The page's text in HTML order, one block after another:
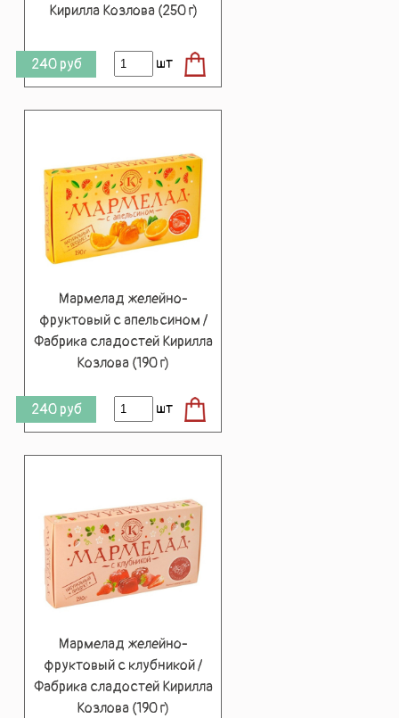
Кирилла Козлова (250 г)
240 руб шт
Мармелад желейно-
фруктовый с апельсином /
Фабрика сладостей Кирилла
Козлова (190 г)
240 руб шт
Мармелад желейно-
фруктовый с клубникой /
Фабрика сладостей Кирилла
Козлова (190 г)